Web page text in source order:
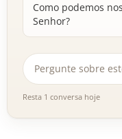
Como podemos
Senhor?
Resta 1 conversa hoje